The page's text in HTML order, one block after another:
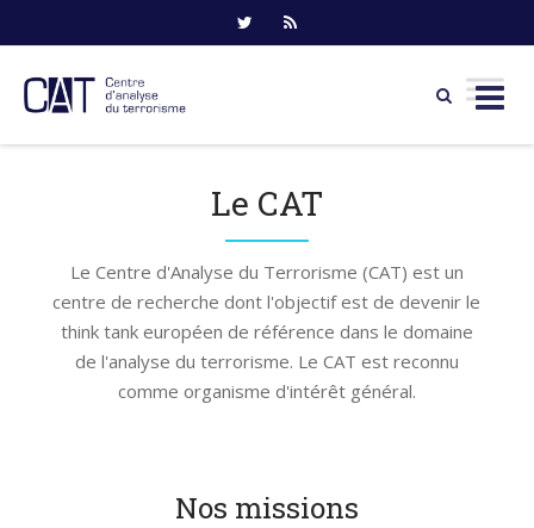
Le CAT
Le Centre d'Analyse du Terrorisme (CAT) est un
centre de recherche dont l'objectif est de devenir le
think tank européen de référence dans le domaine
de l'analyse du terrorisme. Le CAT est reconnu
comme organisme d'intérêt général.
Nos missions